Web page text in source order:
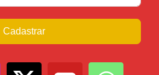
Cadastrar